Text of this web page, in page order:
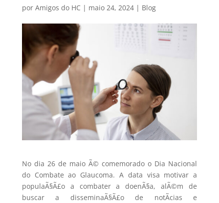
por Amigos do HC | maio 24, 2024| Blog
No dia 26 de maio Ã© comemorado o Dia Nacional
do Combate ao Glaucoma. A data visa motivar a
populaÃ§Ã£o a combater a doenÃ§a, alÃ©m de
buscar a disseminaÃ§Ã£o de notÃ­cias e